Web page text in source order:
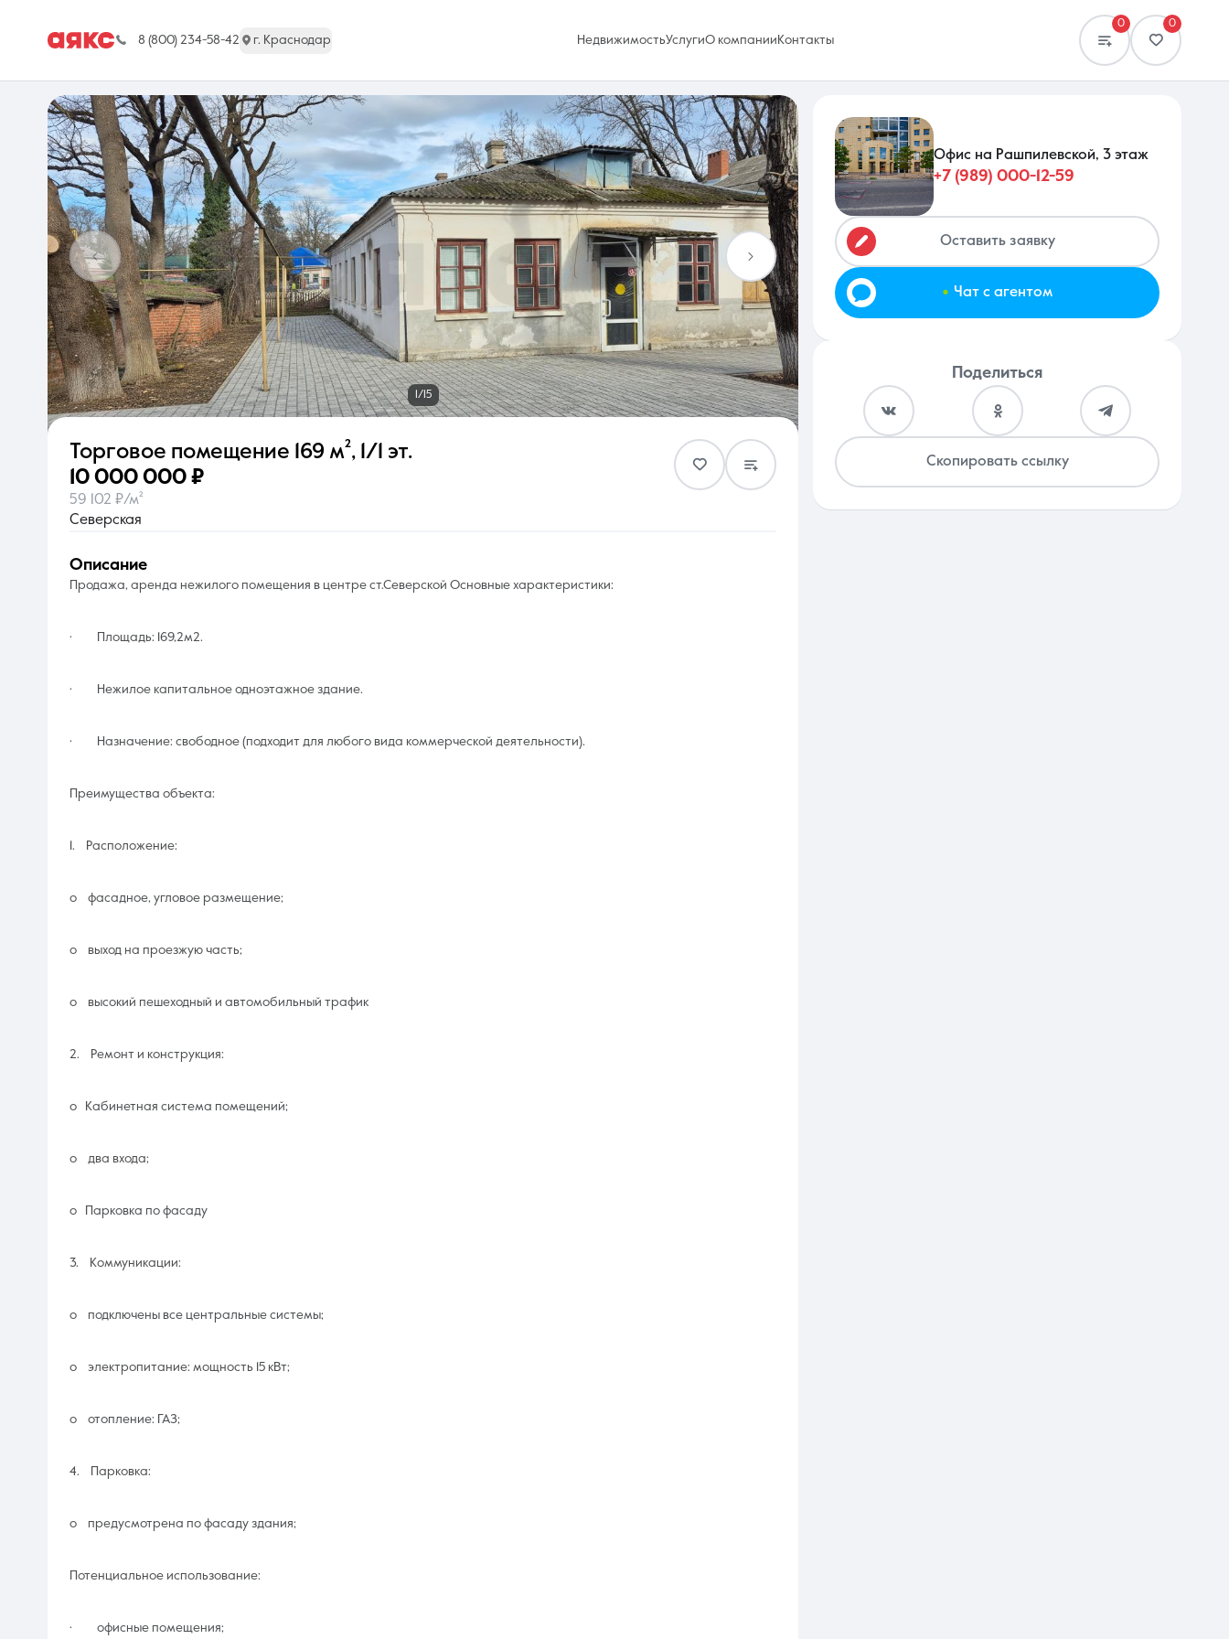
8 (800) 234-58-42 г. Краснодар НедвижимостьУслугиО компании Контакты
0 0
г. Краснодар Избранное
0 объявлений
Сравнение
Недвижимость Услуги
О компании Контакты
1/15
Торговое помещение 169 м², 1/1 эт.
10 000 000 ₽
59 102 ₽/м²
Северская
описание
Продажа, аренда нежилого помещения в центре ст.Северской Основные характеристики:
· Площадь: 169,2м2.
· Нежилое капитальное одноэтажное здание.
· Назначение: свободное (подходит для любого вида коммерческой деятельности).
Преимущества объекта:
1. Расположение:
o фасадное, угловое размещение;
o выход на проезжую часть;
o высокий пешеходный и автомобильный трафик
2. Ремонт и конструкция:
o Кабинетная система помещений;
o два входа;
o Парковка по фасаду
3. Коммуникации:
o подключены все центральные системы;
o электропитание: мощность 15 кВт;
o отопление: ГАЗ;
4. Парковка:
o предусмотрена по фасаду здания;
Потенциальное использование:
· офисные помещения;
Офис на Рашпилевской, 3 этаж
+7 (989) 000-12-59
Оставить заявку
. Чат с агентом
Поделиться
Скопировать ссылку